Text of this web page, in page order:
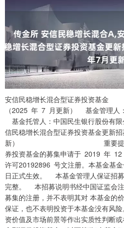
安信民稳增长混合型证券投资基金 更新招募说明书 （2025 年 7 月更新） 基金管理人：安信基金管理有限责任公司 基金托管人：中国民生银行股份有限公司 安信民稳增长混合型证券投资基金更新招募说明书（2025 年 7 月更新） 重要提示 安信民稳增长混合型证券投资基金的募集申请于 2019 年 12 月 19 日经中国证监会证监 许可20192896 号文注册。本基金基金合同于 2020 年 1 月 14 日正式生效。 本基金管理人保证招募说明书的内容真实、准确、完整。 本招募说明书经中国证监会注册，但中国证监会对本基金募集的注册，并不表明其对 本基金的价值和收益作出实质性判断或保证，也不表明投资于本基金没有风险。中国证监 会不对基金的投资价值及市场前景等作出实质性判断或者保证。 安信民稳增长混合型证券投资基金（以下简称“本基金”）投资于证券市场，基金净 值会因为证券市场波动等因素产生波动，投资者根据所持有的基金份额享受基金收益，同 时承担相应的投资风险。本基金投资中的风险包括：因整体政治、经济、社会等环境因素 对证券市场价格产生影响而形成的系统性风险，个别证券特有的非系统性风险，由于基金 份额持有人连续大量赎回基金产生的流动性风险，基金管理人在基金管理实施过程中产生 的积极管理风险，本基金的特定风险等。本基金为混合型基金，其预期收益及预期风险水 平高于债券型基金和货币市场基金，但低于股票型基金。投资者在投资本基金之前，请仔 细阅读本基金的招募说明书和基金合同等信息披露文件，全面认识本基金的风险收益特征 和产品特性，并充分考虑自身的风险承受能力，理性判断市场，自主判断基金的投资价值， 谨慎做出投资决策，自行承担投资风险。 本基金基金份额分为 A 类份额和 C 类份额，其中 A 类份额收取认（申）购费，C 类份 额不收取认（申）购费，但计提销售服务费。 投资有风险，投资人认购（或申购）基金时应认真阅读本招募说明书。 基金的过往业绩并不预示其未来表现，基金管理人管理的其他基金的业绩也不构成对 本基金业绩表现的保证。 基金管理人依照恪尽职守、诚实信用、谨慎勤勉的原则管理和运用基金财产，但不保 证基金一定盈利，也不保证最低收益。基金管理人提醒投资者基金投资的“买者自负”原 则，在投资者作出投资决策后，基金运营状况与基金净值变化引致的投资风险，由投资者 自行负责。 本基金通过内地与香港股票市场交易互联互通机制买卖规定范围内的香港联合交易所 上市的股票（以下简称“港股通标的股票”），会面临港股通机制下因投资环境、投资标 第 1 页 共 151 页 安信民稳增长混合型证券投资基金更新招募说明书（2025 年 7 月更新） 的、市场制度以及交易规则等差异带来的特有风险，包括港股市场股价波动较大的风险 （港股市场实行 T+0 回转交易，且对个股不设涨跌幅限制，港股股价可能表现出比 A 股更 为剧烈的股价波动）、汇率风险（汇率波动可能对基金的投资收益造成损失）、港股通机 制下交易日不连贯可能带来的风险（在内地开市香港休市的情形下，港股通不能正常交易， 港股不能及时卖出，可能带来一定的流动性风险）等。 本基金投资于港股通标的股票的比例不得超过股票资产的 50%，本基金可根据投资策 略需要或不同配置地市场环境的变化，选择将部分基金资产投资于港股或选择不将基金资 产投资于港股，基金资产并非必然投资港股。 本基金投资于股指期货和国债期货，会面临投资期货所特有的风险，包括杠杆风险、 基差风险、期货展期时的流动性风险、期货盯市结算制度带来的现金管理风险、到期日风 险、对手方风险、连带风险、未平仓合约不能继续持有的风险、强制平仓风险等。 本基金投资于资产支持证券，会面临投资资产支持证券所特有的风险，包括信用风险、 利率风险、流动性风险、提前偿付风险等。具体风险烦请查阅本基金招募说明书的“风险 揭示”章节的具体内容。 本基金单一投资者持有基金份额数不得达到或超过基金份额总数的 50%，但在基金运 作过程中因基金份额赎回等情形导致被动达到或超过 50%的除外。法律法规或监管机构另 有规定的，从其规定。 本次更新主要涉及调整基金经理事项。除非另有说明，本招募说明书所载其它内容截 止日为 2025 年 5 月 23 日，有关财务数据和净值表现截止日为 2025 年 3 月 31 日（财务数 据未经审计）。 第 2 页 共 151 页 安信民稳增长混合型证券投资基金更新招募说明书（2025 年 7 月更新） 目 录 第 3 页 共 151 页 安信民稳增长混合型证券投资基金更新招募说明书（2025 年 7 月更新） 第一部分 绪言 《安信民稳增长混合型证券投资基金招募说明书》（以下简称“招募说明书”或“本 招募说明书”）依照《中华人民共和国证券投资基金法》（以下简称“《基金法》”）、 《公开募集证券投资基金运作管理办法》（以下简称“《运作办法》”）、《公开募集证 券投资基金销售机构监督管理办法》（以下简称“《销售办法》”）、《公开募集证券投 资基金信息披露管理办法》（以下简称“《信息披露办法》”）、《公开募集开放式证券 投资基金流动性风险管理规定》(以下简称“《流动性风险管理规定》”)以及《安信民稳 增长混合型证券投资基金基金合同》（以下简称“基金合同”）编写。 基金管理人承诺本招募说明书不存在任何虚假记载、误导性陈述或重大遗漏，并对其 真实性、准确性、完整性承担法律责任。 安信民稳增长混合型证券投资基金（以下简称“基金”或“本基金”）是根据本招募 说明书所载明的资料申请募集的。本基金管理人没有委托或授权任何其他人提供未在本招 募说明书中载明的信息，或对本招募说明书作任何解释或者说明。 本招募说明书根据本基金的基金合同编写，并经中国证券监督管理委员会（以下简称 “中国证监会”）注册。基金合同是约定基金合同当事人之间权利、义务的法律文件。基 金投资人自依基金合同取得基金份额，即成为基金份额持有人和本基金基金合同的当事人， 其持有基金份额的行为本身即表明其对基金合同的承认和接受，并按照《基金法》、基金 合同及其他有关规定享有权利、承担义务。基金投资人欲了解基金份额持有人的权利和义 务，应详细查阅基金合同。 第 4 页 共 151 页 安信民稳增长混合型证券投资基金更新招募说明书（2025 年 7 月更新） 第二部分 释义 在招募说明书中，除非文意另有所指，下列词语或简称具有如下含义： 有效修订和补充 投资基金托管协议》及对该托管协议的任何有效修订和补充 及其更新 其更新 行政规章以及其他对基金合同当事人有约束力的决定、决议、通知等 会议通过，经 2012 年 12 月 28 日第十一届全国人民代表大会常务委员会第三十次会议修订， 自 2013 年 6 月 1 日起实施，并经 2015 年 4 月 24 日第十二届全国人民代表大会常务委员会 第十四次会议《全国人民代表大会常务委员会关于修改等七部法 律的决定》修正的《中华人民共和国证券投资基金法》及颁布机关对其不时做出的修订 开募集证券投资基金销售机构监督管理办法》及颁布机关对其不时做出的修订 《公开募集证券投资基金信息披露管理办法》及颁布机关对其不时做出的修订 募集证券投资基金运作管理办法》及颁布机关对其不时做出的修订 第 5 页 共 151 页 安信民稳增长混合型证券投资基金更新招募说明书（2025 年 7 月更新） 实施的《公开募集开放式证券投资基金流动性风险管理规定》及颁布机关对其不时做出的 修订 主体，包括基金管理人、基金托管人和基金份额持有人 并存续或经有关政府部门批准设立并存续的企业法人、事业法人、社会团体或其他组织 相关法律法规规定可以投资于在中国境内依法募集的证券投资基金的中国境外的机构投资 者 试点办法》及相关法律法规规定，运用来自境外的人民币资金进行境内证券投资的境外法 人 格境外机构投资者以及法律法规或中国证监会允许购买证券投资基金的其他投资人的合称 金份额的申购、赎回、转换、转托管及定期定额投资等业务 定的其他条件，取得基金销售业务资格并与基金管理人签订了基金销售服务协议，办理基 金销售业务的机构 金账户的建立和管理、基金份额登记、基金销售业务的确认、清算和结算、代理发放红利、 建立并保管基金份额持有人名册和办理非交易过户等 司或接受安信基金管理有限责任公司委托代为办理登记业务的机构 第 6 页 共 151 页 安信民稳增长混合型证券投资基金更新招募说明书（2025 年 7 月更新） 金份额余额及其变动情况的账户 购、申购、赎回、转换、转托管及定期定额投资等业务而引起的基金份额变动及结余情况 的账户 理人向中国证监会办理基金备案手续完毕，并获得中国证监会书面确认的日期 毕，清算结果报中国证监会备案并予以公告的日期 （若该工作日为非港股通交易日，则本基金不开放） 基金管理人所管理的开放式证券投资基金登记方面的业务规则，由基金管理人和投资人共 同遵守 金份额的行为 金份额的行为 要求将基金份额兑换为现金的行为 件，申请将其持有基金管理人管理的、某一基金的基金份额转换为基金管理人管理的其他 基金基金份额的行为 第 7 页 共 151 页 安信民稳增长混合型证券投资基金更新招募说明书（2025 年 7 月更新） 额销售机构的操作 款金额及扣款方式，由销售机构于每期约定扣款日在投资人指定银行账户内自动完成扣款 及受理基金申购申请的一种投资方式 换中转出申请份额总数后扣除申购申请份额总数及基金转换中转入申请份额总数后的余额) 超过上一开放日基金总份额的 10% 息、已实现的其他合法收入及因运用基金财产带来的成本和费用的节约 其他资产的价值总和 份额净值的过程 息披露办法》规定的互联网网站（包括基金管理人网站、基金托管人网站、中国证监会基 金电子披露网站）等媒介 持有人服务的费用 不同，将基金份额分为不同的类别。在投资人认购/申购时收取认购/申购费用、赎回时收 取赎回费用、但不从本类别基金资产中计提销售服务费的，称为 A 类基金份额；在投资人 认购/申购时不收取认购/申购费用、赎回时收取赎回费用，且从本类别基金资产中计提销 售服务费的，称为 C 类基金份额 格予以变现的资产，包括但不限于到期日在 10 个交易日以上的逆回购与银行定期存款（含 第 8 页 共 151 页 安信民稳增长混合型证券投资基金更新招募说明书（2025 年 7 月更新） 协议约定有条件提前支取的银行存款）、停牌股票、流通受限的新股及非公开发行股票、 资产支持证券、因发行人债务违约无法进行转让或交易的债券等 方式，将基金调整投资组合的市场冲击成本分配给实际申购、赎回的投资者，从而减少对 存量基金份额持有人利益的不利影响，确保投资人的合法权益不受损害并得到公平对待 易服务公司，向香港联合交易所进行申报（买卖盘传递），买卖规定范围内的香港联合交 易所上市的股票 第 9 页 共 151 页 安信民稳增长混合型证券投资基金更新招募说明书（2025 年 7 月更新） 第三部分 基金管理人 一、基金管理人概况 名称：安信基金管理有限责任公司 住所：深圳市福田区福田街道福安社区福华一路 119 号安信金融大厦 29 楼 办公地址：深圳市福田区福田街道福安社区福华一路 119 号安信金融大厦 27-29 楼 法定代表人：刘入领 成立时间：2011 年 12 月 6 日 批准设立机关：中国证券监督管理委员会 批准设立文号：中国证监会证监许可〔2011〕1895 号 组织形式：有限责任公司 注册资本：50,625 万元人民币 存续期间：永续经营 联系人：陈静满 联系电话：0755-82509999 公司的股权结构如下： 股东名称 持股比例 五矿资本控股有限公司 39.84% 国投证券股份有限公司 33.95% 佛山市顺德区新碧贸易有限公司 20.28% 中广核财务有限责任公司 5.93% 二、主要人员情况 王苏望先生，董事长，经济学博士。历任中国建设银行莆田市分行储蓄所主任，中信 证券股份有限公司投资银行部职员，招商证券股份有限公司投资银行总部战略客户部总经 第 10 页 共 151 页 安信民稳增长混合型证券投资基金更新招募说明书（2025 年 7 月更新） 理，招商局积余产业运营服务股份有限公司董事、副总经理，国投证券股份有限公司副总 经理、金融衍生品部总经理（兼任）。现任国投证券股份有限公司董事、总经理、党委副 书记，国投证券投资有限公司董事长，安信基金管理有限责任公司董事长。 刘入领先生，董事，经济学博士。历任国通证券股份有限公司（现招商证券股份有限 公司）研究发展中心总经理助理、人力资源部总经理助理；招商证券股份有限公司战略部 副总经理（主持工作）、总裁办公室主任、理财客户部总经理；安信证券股份有限公司 （现国投证券股份有限公司）人力资源部总经理兼办公室主任、总裁助理兼营销服务中心 总经理、总裁助理兼安信期货有限责任公司董事长、总裁助理兼资产管理部总经理。现任 安信基金管理有限责任公司总经理，兼任安信乾盛财富管理（深圳）有限公司董事长。 贾媛媛女士，董事，会计硕士。历任五矿集团财务有限责任公司综合管理部高级文员， 五矿国际信托有限公司运营管理部运营管理经理、高级运营经理，五矿资本股份有限公司 规划发展部投资管理岗高级经理，五矿资本股份有限公司规划发展部副总经理兼五矿资本 控股有限公司规划发展部副总经理，五矿资本股份有限公司战略运营管理部副总经理兼五 矿资本控股有限公司战略运营管理部副总经理。现任五矿资本股份有限公司党群工作部总 经理兼五矿资本控股有限公司党群工作部总经理，五矿证券有限公司董事。 张振宇先生，董事，理学硕士。历任五矿资本控股有限公司规划发展部战略客户与产 品岗兼投资管理岗助理经理，中国五矿集团